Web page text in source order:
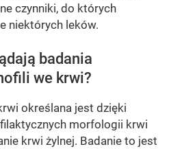
czynniki, do których
niektórych leków.
badania
we krwi?
określana jest dzięki
morfologii krwi
krwi żylnej. Badanie to jest